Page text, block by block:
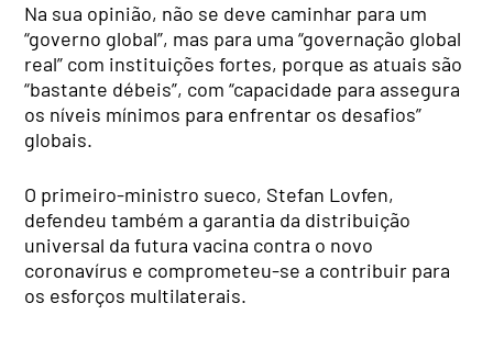
Na sua opinião, não se deve caminhar para um
“governo global”, mas para uma “governação global
real” com instituições fortes, porque as atuais são
“bastante débeis”, com “capacidade para assegura
os níveis mínimos para enfrentar os desafios”
globais.
O primeiro-ministro sueco, Stefan Lovfen,
defendeu também a garantia da distribuição
universal da futura vacina contra o novo
coronavírus e comprometeu-se a contribuir para
os esforços multilaterais.